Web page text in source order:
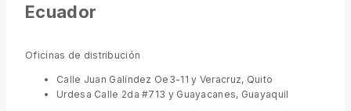
Ecuador
Oficinas de distribución
Calle Juan Galíndez Oe3-11 y Veracruz, Quito
Urdesa Calle 2da #713 y Guayacanes, Guayaquil